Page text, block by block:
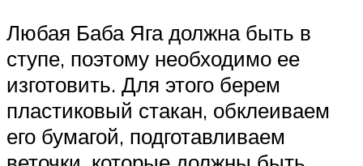
Любая Баба Яга должна быть в
ступе, поэтому необходимо ее
изготовить. Для этого берем
пластиковый стакан, обклеиваем
его бумагой, подготавливаем